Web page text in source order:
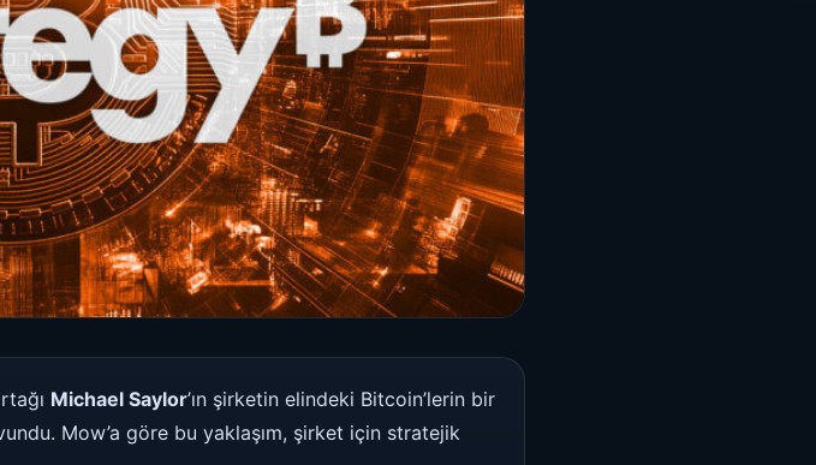
Michael Saylor’ın şirketin elindeki Bitcoin’lerin bir
Mow’a göre bu yaklaşım, şirket için stratejik